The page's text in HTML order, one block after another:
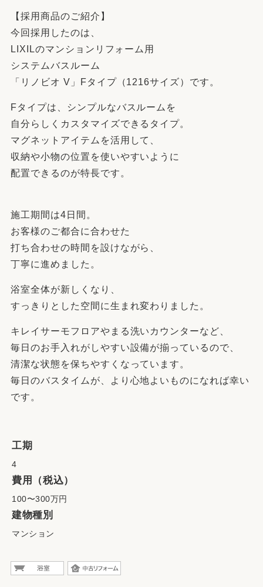
【採用商品のご紹介】
今回採用したのは、
LIXILのマンションリフォーム用
システムバスルーム
「リノビオ V」Fタイプ（1216サイズ）です。
Fタイプは、シンプルなバスルームを
自分らしくカスタマイズできるタイプ。
マグネットアイテムを活用して、
収納や小物の位置を使いやすいように
配置できるのが特長です。
施工期間は4日間。
お客様のご都合に合わせた
打ち合わせの時間を設けながら、
丁寧に進めました。
浴室全体が新しくなり、
すっきりとした空間に生まれ変わりました。
キレイサーモフロアやまる洗いカウンターなど、
毎日のお手入れがしやすい設備が揃っているので、
清潔な状態を保ちやすくなっています。
毎日のバスタイムが、より心地よいものになれば幸い
です。
工期
4
費用（税込）
100〜300万円
建物種別
マンション